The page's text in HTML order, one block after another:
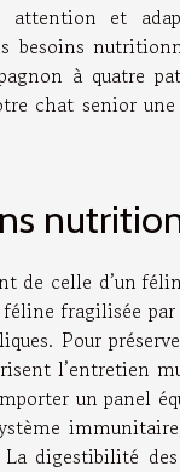
attention et
besoins
à quatre
chat senior
de celle d’un
fragilisée
Pour
l’entretien
un panel
digestibilité